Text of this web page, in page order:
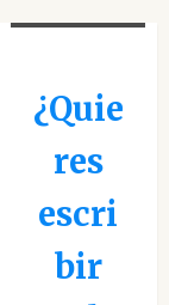
¿Quie
res
escri
bir